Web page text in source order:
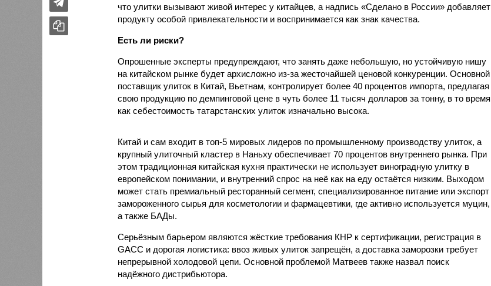
что улитки вызывают живой интерес у китайцев, а надпись «Сделано в России» добавляет
продукту особой привлекательности и воспринимается как знак качества.
Есть ли риски?
Опрошенные эксперты предупреждают, что занять даже небольшую, но устойчивую нишу
на китайском рынке будет архисложно из-за жесточайшей ценовой конкуренции. Основной
поставщик улиток в Китай, Вьетнам, контролирует более 40 процентов импорта, предлагая
свою продукцию по демпинговой цене в чуть более 11 тысяч долларов за тонну, в то время
как себестоимость татарстанских улиток изначально высока.
Китай и сам входит в топ-5 мировых лидеров по промышленному производству улиток, а
крупный улиточный кластер в Наньху обеспечивает 70 процентов внутреннего рынка. При
этом традиционная китайская кухня практически не использует виноградную улитку в
европейском понимании, и внутренний спрос на неё как на еду остаётся низким. Выходом
может стать премиальный ресторанный сегмент, специализированное питание или экспорт
замороженного сырья для косметологии и фармацевтики, где активно используется муцин,
а также БАДы.
Серьёзным барьером являются жёсткие требования КНР к сертификации, регистрация в
GACC и дорогая логистика: ввоз живых улиток запрещён, а доставка заморозки требует
непрерывной холодовой цепи. Основной проблемой Матвеев также назвал поиск
надёжного дистрибьютора.